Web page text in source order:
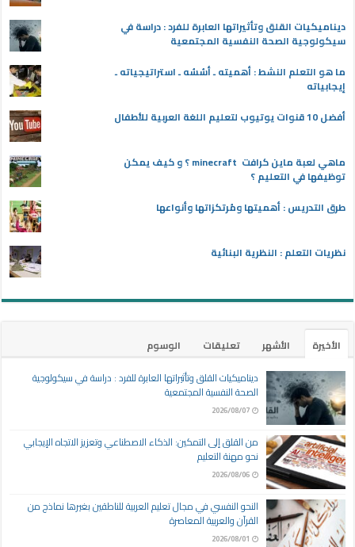
ديناميكيات القلق وتأثيراتها العابرة للفرد : دراسة في
سيكولوجية الصحة النفسية المجتمعية
ما هو التعلم النشط : أهميته ـ أسُسُه ـ استراتيجياته ـ
إيجابياته
أفضل 10 قنوات يوتيوب لتعليم اللغة العربية للأطفال
ماهي لعبة ماين كرافت minecraft ؟ و كيف يمكن
توظيفها في التعليم ؟
طرق التدريس : أهميتها ومُرتكزاتها وأنواعها
نظريات التعلم : النظرية البنائية
الأخيرة الأشهر تعليقات
الوسوم
ديناميكيات القلق وتأثيراتها العابرة للفرد : دراسة في سيكولوجية
الصحة النفسية المجتمعية
2026/08/07
من القلق إلى التمكين: الذكاء الاصطناعي وتعزيز الاتجاه الإيجابي
نحو مهنة التعليم
2026/08/06
النحو النفسي في مجال تعليم العربية للناطقين بغيرها نماذج من
القرآن والعربية المعاصرة
2026/08/01